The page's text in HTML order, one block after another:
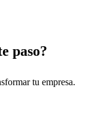
paso?
tu empresa.